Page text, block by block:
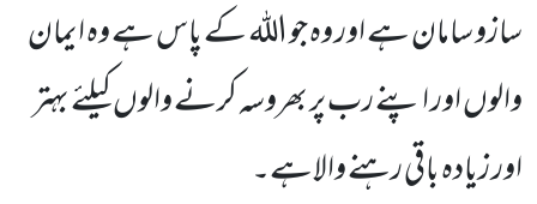
سازو سامان ہے اور وہ جو اللہ کے پاس ہے وہ ایمان
والوں اور اپنے رب پر بھروسہ کرنے والوں کیلئے بہتر
اور زیادہ باقی رہنے والاہے۔